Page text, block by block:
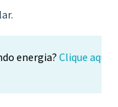
energia? Clique aqui